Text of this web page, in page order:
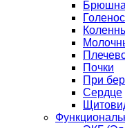
Почки
При
Сердце